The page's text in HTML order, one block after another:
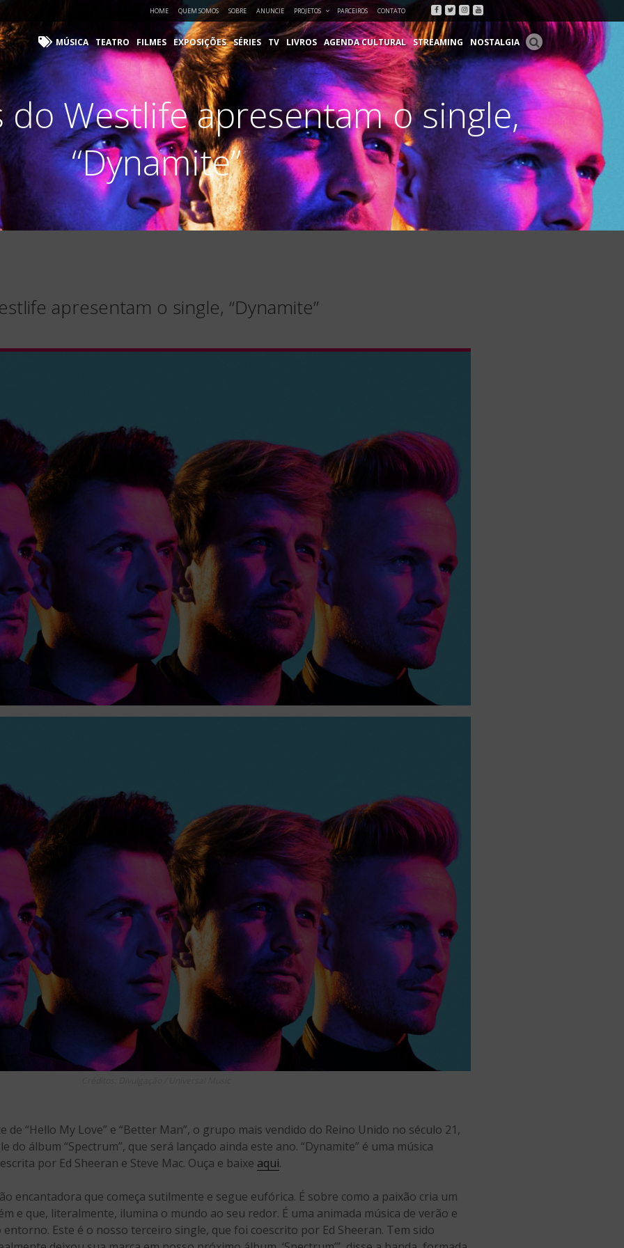
HOME QUEM SOMOS SOBRE ANUNCIE PROJETOS PARCEIROS CONTATO Facebook
Twitter
Instagram
Youtube
MÚSICA TEATRO FILMES EXPOSIÇÕES SÉRIES TV LIVROS AGENDA CULTURAL STREAMING NOSTALGIA
do Westlife apresentam o single,
“Dynamite”
apresentam o single, “Dynamite”
de “Hello My Love” e “Better Man”, o grupo mais vendido do Reino Unido no século 21,
do álbum “Spectrum”, que será lançado ainda este ano. “Dynamite” é uma música
por Ed Sheeran e Steve Mac. Ouça e baixe aqui.
encantadora que começa sutilmente e segue eufórica. É sobre como a paixão cria um
e que, literalmente, ilumina o mundo ao seu redor. É uma animada música de verão e
Este é o nosso terceiro single, que foi coescrito por Ed Sheeran. Tem sido